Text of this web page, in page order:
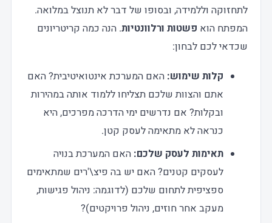
לתחזוקה וללמידה, ובסופו של דבר לא תנוצל במלואה.
המפתח הוא פשטות ורלוונטיות. הנה כמה קריטריונים
שכדאי לכם לבחון:
קלות שימוש: האם המערכת אינטואיטיבית? האם
אתם והצוות שלכם תצליחו ללמוד אותה במהירות
ובקלות? אם נדרשים ימי הדרכה מפרכים, היא
כנראה לא מתאימה לעסק קטן.
תאימות לעסק שלכם: האם המערכת בנויה
לעסקים קטנים? האם יש בה פיצ\'רים שמתאימים
ספציפית לתחום שלכם (לדוגמה: ניהול פגישות,
מעקב אחר חוזים, ניהול פרויקטים)?